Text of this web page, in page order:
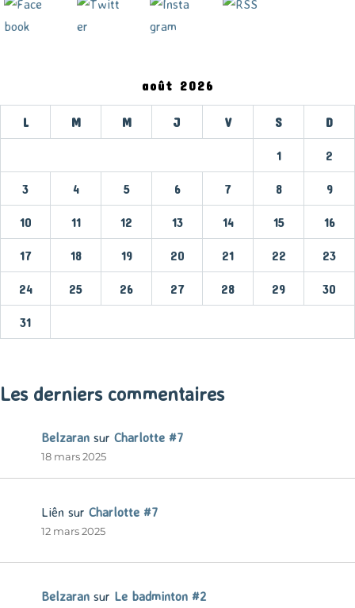
août 2026
L M M J V S D
1 2
3 4 5 6 7 8 9
10 11 12 13 14 15 16
17 18 19 20 21 22 23
24 25 26 27 28 29 30
31
Les derniers commentaires
Belzaran sur Charlotte #7
18 mars 2025
Liên sur Charlotte #7
12 mars 2025
Belzaran sur Le badminton #2